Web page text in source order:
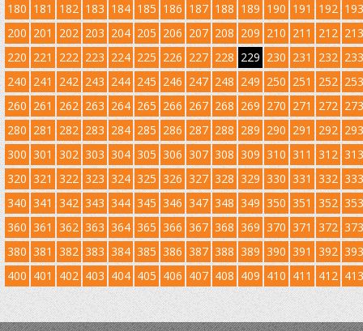
180 181 182 183 184 185 186 187 188 189 190 191 192 193
200 201 202 203 204 205 206 207 208 209 210 211 212 213
220 221 222 223 224 225 226 227 228 229 230 231 232 233
240 241 242 243 244 245 246 247 248 249 250 251 252 253
260 261 262 263 264 265 266 267 268 269 270 271 272 273
280 281 282 283 284 285 286 287 288 289 290 291 292 293
300 301 302 303 304 305 306 307 308 309 310 311 312 313
320 321 322 323 324 325 326 327 328 329 330 331 332 333
340 341 342 343 344 345 346 347 348 349 350 351 352 353
360 361 362 363 364 365 366 367 368 369 370 371 372 373
380 381 382 383 384 385 386 387 388 389 390 391 392 393
400 401 402 403 404 405 406 407 408 409 410 411 412 413